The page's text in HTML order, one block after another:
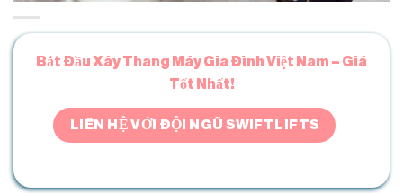
Bắt Đầu Xây Thang Máy Gia Đình Việt Nam – Giá
Tốt Nhất!
LIÊN HỆ VỚI ĐỘI NGŨ SWIFTLIFTS